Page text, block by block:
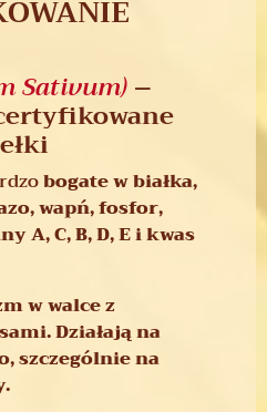
Sativum)–
bogate w białka,
wapń, fosfor,
A, C, B, D, E i kwas
w walce z
Działają na
szczególnie na